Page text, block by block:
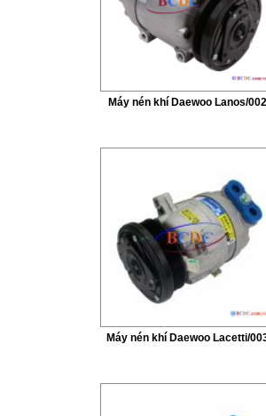
Máy nén khí Daewoo Lanos/
Máy nén khí Daewoo Lacetti/